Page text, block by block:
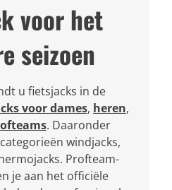
voor het
seizoen
u fietsjacks in de
voor dames, heren,
. Daaronder
windjacks,
Profteam-
je aan het officiële